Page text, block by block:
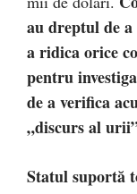
au dreptul de
a ridica orice
pentru
de a verifica
„discurs al
Statul suportă